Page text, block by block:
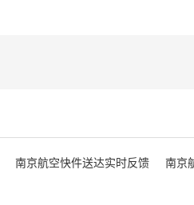
南京航空快件送达实时反馈
南京